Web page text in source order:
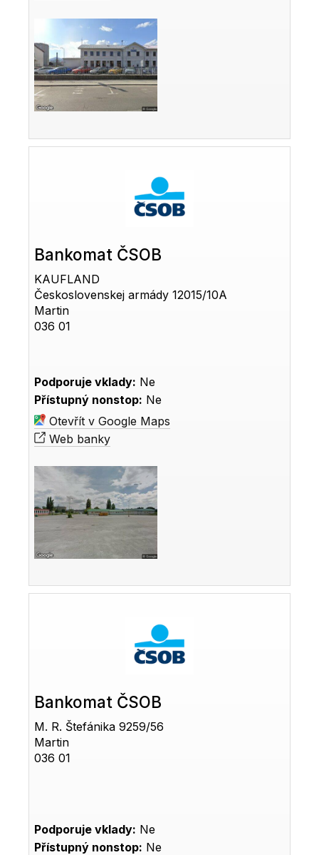
Bankomat ČSOB
KAUFLAND
Československej armády 12015/10A
Martin
036 01
Podporuje vklady: Ne
Přístupný nonstop: Ne
Otevřít v Google Maps
Web banky
Bankomat ČSOB
M. R. Štefánika 9259/56
Martin
036 01
Podporuje vklady: Ne
Přístupný nonstop: Ne